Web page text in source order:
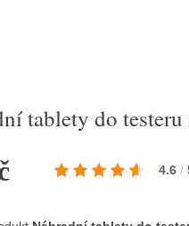
tablety do
4.6 /